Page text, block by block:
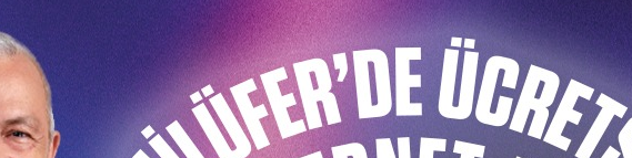
Dünya Su Günü’nde, Nilüfer Kent Konseyi Kırsal Alan Çalışma
Alan Çalışma Grubu Başkanı Emre Karagöz, suyun gezegendeki